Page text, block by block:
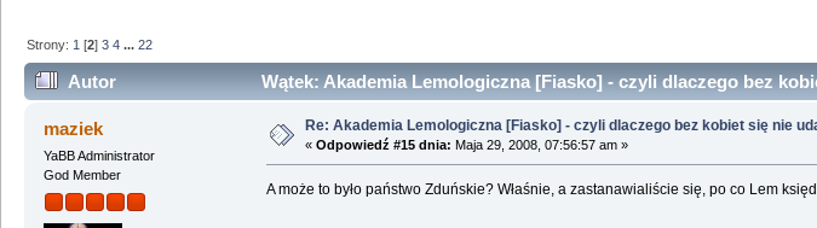
Strony: 1 [2]3 4 ...22
Autor Wątek: Akademia Lemologiczna [Fiasko] - czyli dlaczego bez
maziek
YaBB Administrator
God Member
Re: Akademia Lemologiczna [Fiasko] - czyli dlaczego bez kobiet się nie
« Odpowiedź #15 dnia: Maja 29, 2008, 07:56:57 am »
A może to było państwo Zduńskie? Właśnie, a zastanawialiście się, po co Lem